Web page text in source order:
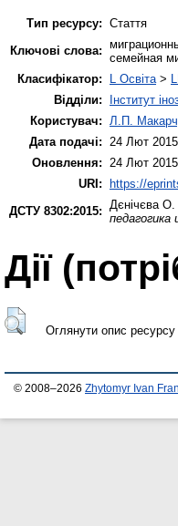
Тип ресурсу: Стаття
Ключові слова:
семейная
Класифікатор:
L Освіта >
Відділи:
Інститут
Користувач:
Л.П.
Дата подачі:
24 Лют
Оновлення:
24 Лют
URI: https://
ДСТУ 8302:2015:
Дєнічєва О.
педагогика
Дії
Оглянути опис ресурсу
© 2008–2026 Zhytomyr Ivan